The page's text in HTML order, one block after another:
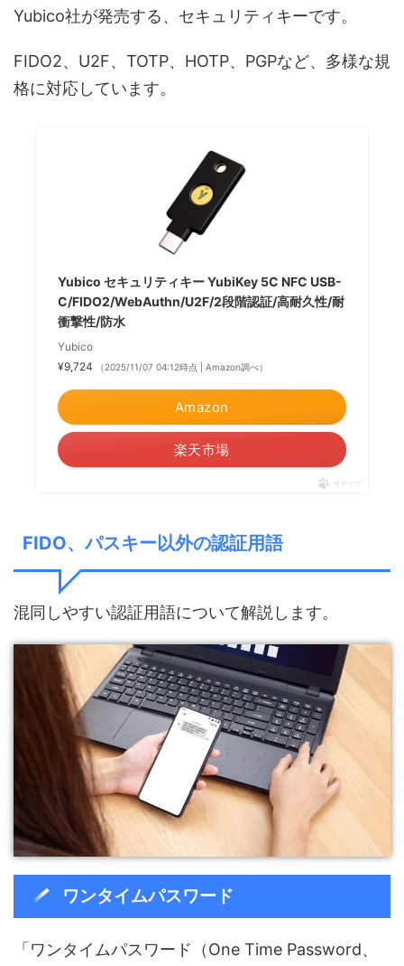
Yubico社が発売する、セキュリティキーです。
FIDO2、U2F、TOTP、HOTP、PGPなど、多様な規
格に対応しています。
Yubico セキュリティキー YubiKey 5C NFC USB-
C/FIDO2/WebAuthn/U2F/2段階認証/高耐久性/耐
衝撃性/防水
Yubico
¥9,724
（2025/11/07 04:12時点 | Amazon調べ）
Amazon
楽天市場
ポチップ
FIDO、パスキー以外の認証用語
混同しやすい認証用語について解説します。
ワンタイムパスワード
「ワンタイムパスワード（One Time Password、